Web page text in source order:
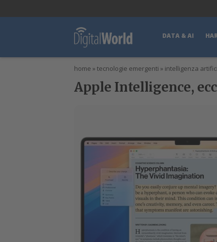
DATA & AI
home » tecnologie emergenti » intelligenza
Apple Intelligence,